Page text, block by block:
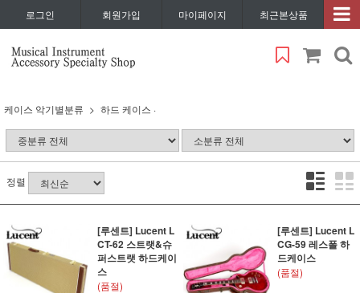
로그인 회원가입 마이페이지 최근본상품
케이스 악기별분류 하드 케이스 ·
정렬
[루센트] Lucent L
CT-62 스트랫&슈
퍼스트랫 하드케이
스
(품절)
[루센트] Lucent L
CG-59 레스폴 하
드케이스
(품절)